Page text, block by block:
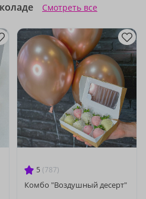
Смотреть все
5 (787)
Комбо "Воздушный десерт"